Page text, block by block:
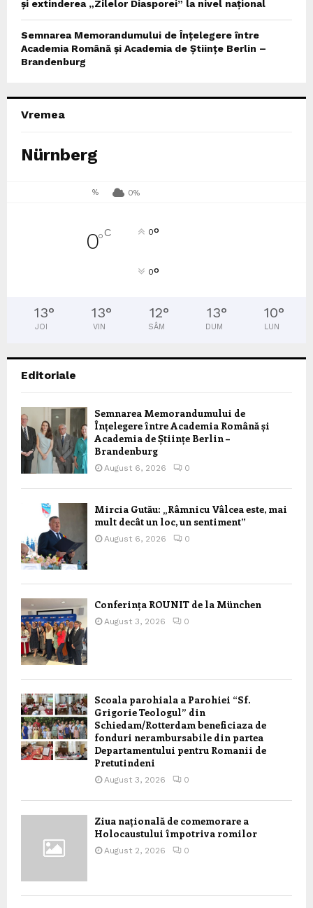
și extinderea „Zilelor Diasporei” la nivel național
Semnarea Memorandumului de Înțelegere între
Academia Română și Academia de Științe Berlin –
Brandenburg
Vremea
Nürnberg
% 0%
0°C 0°
0°
13°
JOI
13°
VIN
12°
SÂM
13°
DUM
10°
LUN
Editoriale
Semnarea Memorandumului de
Înțelegere între Academia Română și
Academia de Științe Berlin –
Brandenburg
August 6, 2026 0
Mircia Gutău: „Râmnicu Vâlcea este, mai
mult decât un loc, un sentiment”
August 6, 2026 0
Conferința ROUNIT de la München
August 3, 2026 0
Scoala parohiala a Parohiei “Sf.
Grigorie Teologul” din
Schiedam/Rotterdam beneficiaza de
fonduri nerambursabile din partea
Departamentului pentru Romanii de
Pretutindeni
August 3, 2026 0
Ziua națională de comemorare a
Holocaustului împotriva romilor
August 2, 2026 0